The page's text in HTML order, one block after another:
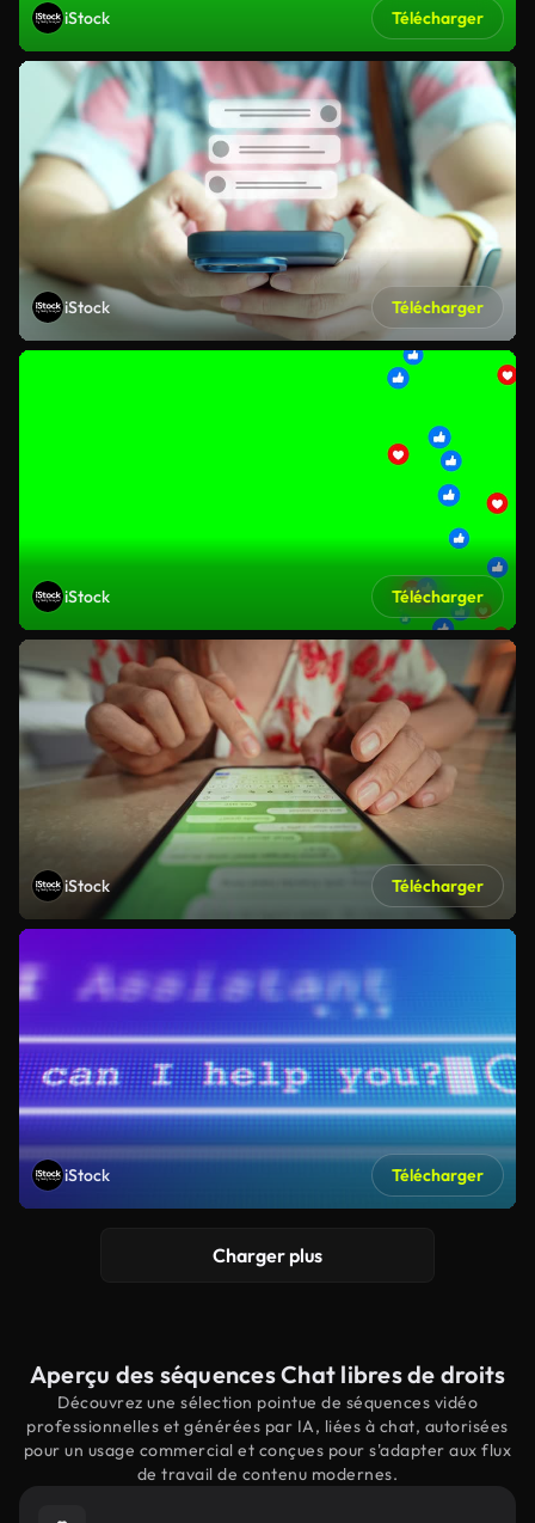
iStock Télécharger
iStock Télécharger
iStock Télécharger
iStock Télécharger
iStock Télécharger
Charger plus
Aperçu des séquences Chat libres de droits
Découvrez une sélection pointue de séquences vidéo
professionnelles et générées par IA, liées à chat, autorisées
pour un usage commercial et conçues pour s'adapter aux flux
de travail de contenu modernes.